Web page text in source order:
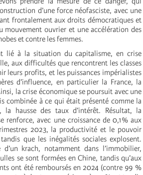
d’une force néofasciste, avec une
frontalement aux droits démocratiques et
mouvement ouvrier et une accélération des
et contre les femmes.
lié à la situation du capitalisme, en crise
aux difficultés que rencontrent les classes
leurs profits, et les puissances impérialistes
d’influence, en particulier la France, la
la crise économique se poursuit avec une
combinée à ce qui était présenté comme la
hausse des taux d’intérêt. Résultat, la
renforce, avec une croissance de 0,1% aux
2023, la productivité et le pouvoir
que les inégalités sociales explosent.
d’un krach, notamment dans l’immobilier,
se sont formées en Chine, tandis qu’aux
ont été remboursés en 2024 (contre 99 %